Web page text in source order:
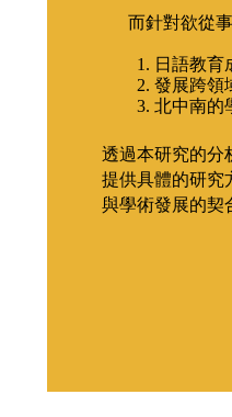
而針對欲從
1. 日語教
2. 發展跨領
3. 北中南的
透過本研究的分
提供具體的研究
與學術發展的契